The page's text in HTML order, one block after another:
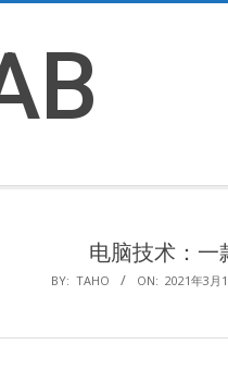
电脑技术：
BY: TAHO ON: 2021年3月